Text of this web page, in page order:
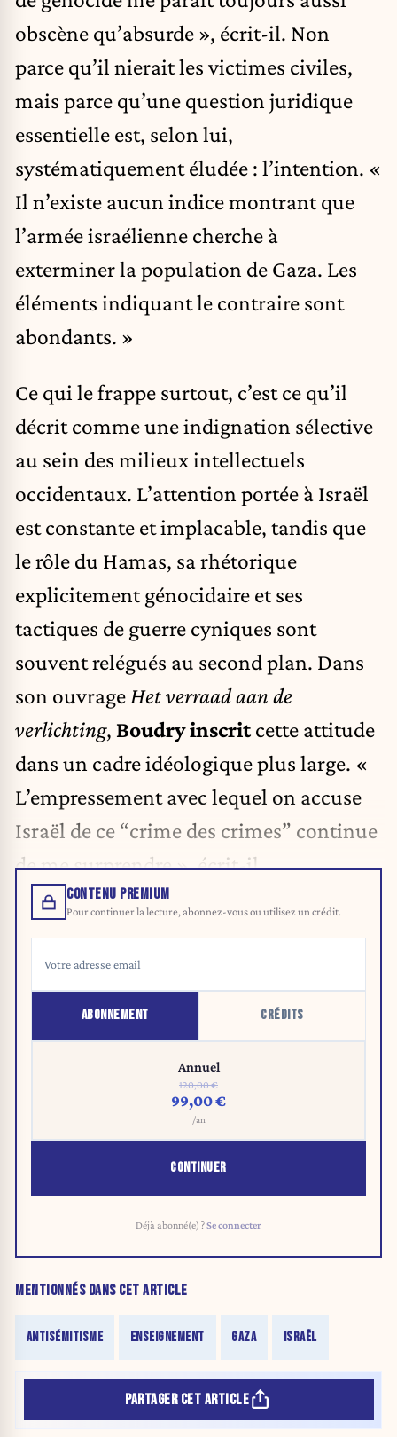
obscène qu’absurde », écrit-il. Non
parce qu’il nierait les victimes civiles,
mais parce qu’une question juridique
essentielle est, selon lui,
systématiquement éludée : l’intention. «
Il n’existe aucun indice montrant que
l’armée israélienne cherche à
exterminer la population de Gaza. Les
éléments indiquant le contraire sont
abondants. »
Ce qui le frappe surtout, c’est ce qu’il
décrit comme une indignation sélective
au sein des milieux intellectuels
occidentaux. L’attention portée à Israël
est constante et implacable, tandis que
le rôle du Hamas, sa rhétorique
explicitement génocidaire et ses
tactiques de guerre cyniques sont
souvent relégués au second plan. Dans
son ouvrage Het verraad aan de
verlichting, Boudry inscrit cette attitude
dans un cadre idéologique plus large. «
L’empressement avec lequel on accuse
Israël de ce “crime des crimes” continue
de me surprendre », écrit-il.
CONTENU PREMIUM
Pour continuer la lecture, abonnez-vous ou utilisez un crédit.
ABONNEMENT CRÉDITS
Annuel
120,00 €
99,00 €
/an
CONTINUER
Déjà abonné(e) ?Se connecter
MENTIONNÉS DANS CET ARTICLE
ANTISÉMITISME ENSEIGNEMENT GAZA ISRAËL
PARTAGER CET ARTICLE